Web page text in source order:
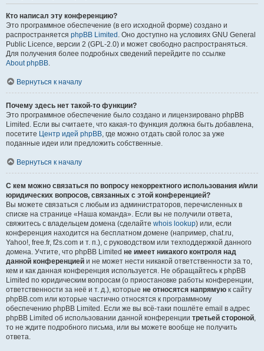
Кто написал эту конференцию?
Это программное обеспечение (в его исходной форме) создано и
распространяется phpBB Limited . Оно доступно на условиях GNU General
Public Licence, версии 2 (GPL-2.0) и может свободно распространяться.
Для получения более подробных сведений перейдите по ссылке
About phpBB.
Вернуться к началу
Почему здесь нет такой-то функции?
Это программное обеспечение было создано и лицензировано phpBB
Limited. Если вы считаете, что какая-то функция должна быть добавлена,
посетите Центр идей phpBB, где можно отдать свой голос за уже
поданные идеи или предложить собственные.
Вернуться к началу
С кем можно связаться по вопросу некорректного использования и/или
юридических вопросов, связанных с этой конференцией?
Вы можете связаться с любым из администраторов, перечисленных в
списке на странице «Наша команда». Если вы не получили ответа,
свяжитесь с владельцем домена (сделайте whois lookup) или, если
конференция находится на бесплатном домене (например, chat.ru,
Yahoo!, free.fr, f2s.com и т. п.), с руководством или техподдержкой данного
домена. Учтите, что phpBB Limited не имеет никакого контроля над
данной конференцией и не может нести никакой ответственности за то,
кем и как данная конференция используется. Не обращайтесь к phpBB
Limited по юридическим вопросам (о приостановке работы конференции,
ответственности за неё и т. д.), которые не относятся напрямую к сайту
phpBB.com или которые частично относятся к программному
обеспечению phpBB Limited. Если же вы всё-таки пошлёте email в адрес
phpBB Limited об использовании данной конференции третьей стороной,
то не ждите подробного письма, или вы можете вообще не получить
ответа.